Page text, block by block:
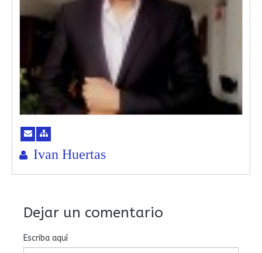
Ivan Huertas
Dejar un comentario
Escriba aquí